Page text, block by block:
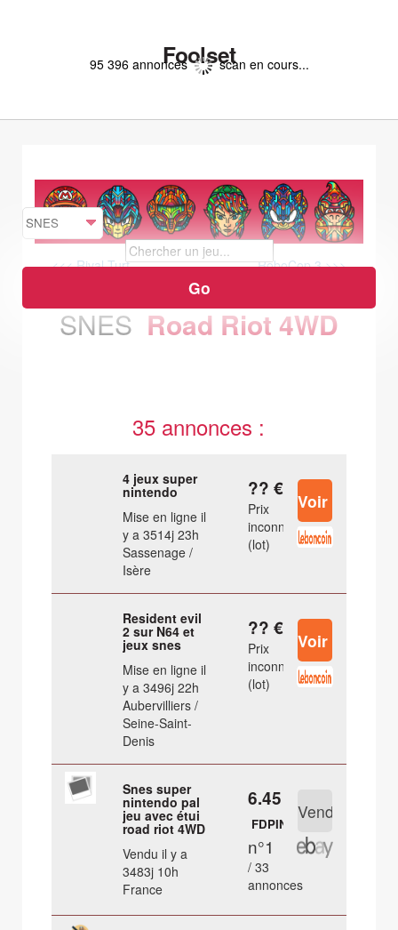
Foolset
95 396 annonces scan en cours...
<<< Rival Turf RoboCop 3 >>>
SNES Road Riot 4WD
35 annonces :
4 jeux super
nintendo
Mise en ligne il
y a 3514j 23h
Sassenage /
Isère
?? €
Prix
inconnu
(lot)
Resident evil
2 sur N64 et
jeux snes
Mise en ligne il
y a 3496j 22h
Aubervilliers /
Seine-Saint-
Denis
?? €
Prix
inconnu
(lot)
Snes super
nintendo pal
jeu avec étui
road riot 4WD
Vendu il y a
3483j 10h
France
6.45 €
FDPIN
n°1
/ 33
annonces